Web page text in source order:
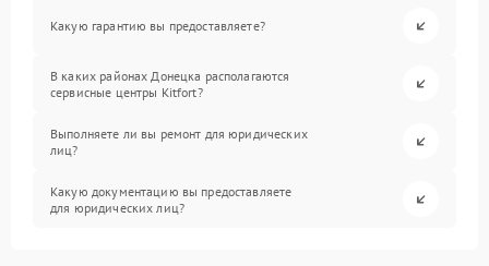
Какую гарантию вы предоставляете?
В каких районах Донецка располагаются
сервисные центры Kitfort?
Выполняете ли вы ремонт для юридических
лиц?
Какую документацию вы предоставляете
для юридических лиц?